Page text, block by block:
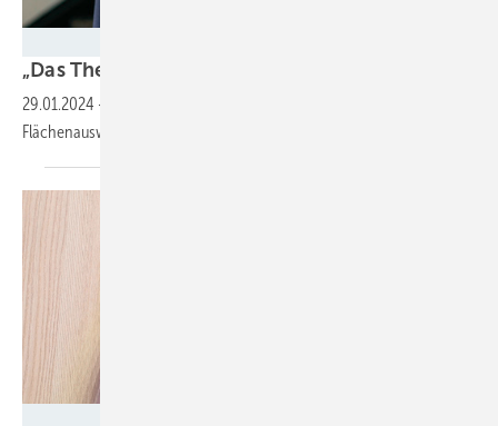
„Das Thema ist nicht
29.01.2024 -
Flächenausweisung.